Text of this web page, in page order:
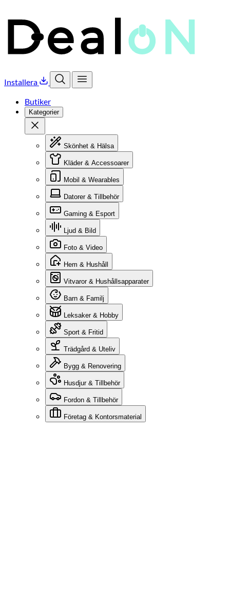
Installera
Öppna sökÖppna meny
Butiker
Kategorier
Stäng
Skönhet & Hälsa
Kläder & Accessoarer
Mobil & Wearables
Datorer & Tillbehör
Gaming & Esport
Ljud & Bild
Foto & Video
Hem & Hushåll
Vitvaror & Hushållsapparater
Barn & Familj
Leksaker & Hobby
Sport & Fritid
Trädgård & Uteliv
Bygg & Renovering
Husdjur & Tillbehör
Fordon & Tillbehör
Företag & Kontorsmaterial